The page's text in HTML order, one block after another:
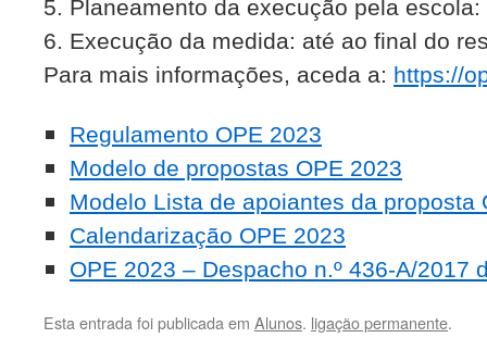
5. Planeamento da execução pela
6. Execução da medida: até ao final do
Para mais informações, aceda a: https://
Regulamento OPE 2023
Modelo de propostas OPE 2023
Modelo Lista de apoiantes da proposta
Calendarização OPE 2023
OPE 2023 – Despacho n.º 436-A/2017
Esta entrada foi publicada em Alunos. ligação permanente.